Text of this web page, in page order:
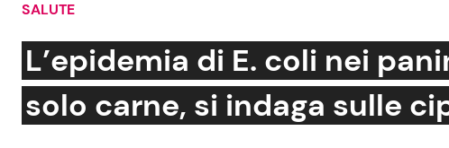
Social News Benessere
SALUTE
L’epidemia di E. coli nei
solo carne, si indaga sulle